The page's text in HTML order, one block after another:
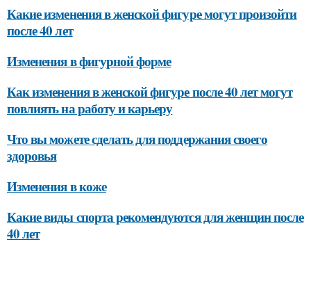
Какие изменения в женской фигуре могут произойти
после 40 лет
Изменения в фигурной форме
Как изменения в женской фигуре после 40 лет могут
повлиять на работу и карьеру
Что вы можете сделать для поддержания своего
здоровья
Изменения в коже
Какие виды спорта рекомендуются для женщин после
40 лет